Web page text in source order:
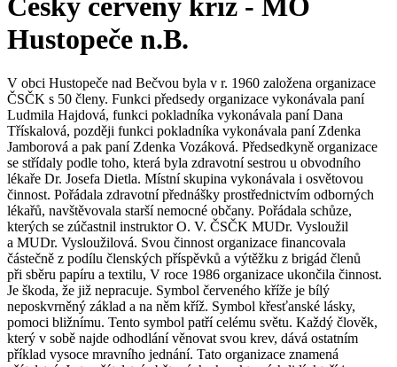
Český červený kříž - MO
Hustopeče n.B.
V obci Hustopeče nad Bečvou byla v r. 1960 založena organizace
ČSČK s 50 členy. Funkci předsedy organizace vykonávala paní
Ludmila Hajdová, funkci pokladníka vykonávala paní Dana
Třískalová, později funkci pokladníka vykonávala paní Zdenka
Jamborová a pak paní Zdenka Vozáková. Předsedkyně organizace
se střídaly podle toho, která byla zdravotní sestrou u obvodního
lékaře Dr. Josefa Dietla. Místní skupina vykonávala i osvětovou
činnost. Pořádala zdravotní přednášky prostřednictvím odborných
lékařů, navštěvovala starší nemocné občany. Pořádala schůze,
kterých se zúčastnil instruktor O. V. ČSČK MUDr. Vysloužil
a MUDr. Vysloužilová. Svou činnost organizace financovala
částečně z podílu členských příspěvků a výtěžku z brigád členů
při sběru papíru a textilu, V roce 1986 organizace ukončila činnost.
Je škoda, že již nepracuje. Symbol červeného kříže je bílý
neposkvrněný základ a na něm kříž. Symbol křesťanské lásky,
pomoci bližnímu. Tento symbol patří celému světu. Každý člověk,
který v sobě najde odhodlání věnovat svou krev, dává ostatním
příklad vysoce mravního jednání. Tato organizace znamená